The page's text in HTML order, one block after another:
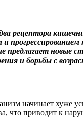
рецептора
прогрессированием
предлагает новые
и борьбы с
начинает хуже
что приводит к